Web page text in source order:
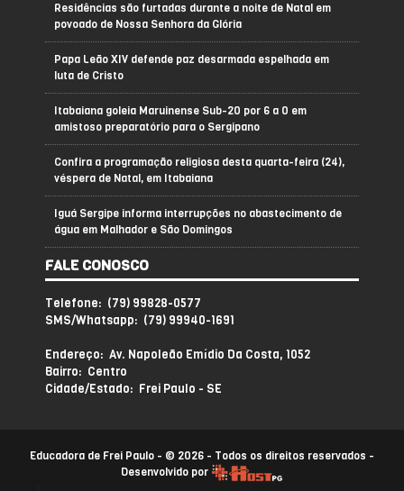
Residências são furtadas durante a noite de Natal em
povoado de Nossa Senhora da Glória
Papa Leão XIV defende paz desarmada espelhada em
luta de Cristo
Itabaiana goleia Maruinense Sub-20 por 6 a 0 em
amistoso preparatório para o Sergipano
Confira a programação religiosa desta quarta-feira (24),
véspera de Natal, em Itabaiana
Iguá Sergipe informa interrupções no abastecimento de
água em Malhador e São Domingos
FALE CONOSCO
Telefone: (79) 99828-0577
SMS/Whatsapp: (79) 99940-1691
Endereço: Av. Napoleão Emídio Da Costa, 1052
Bairro: Centro
Cidade/Estado: Frei Paulo - SE
Educadora de Frei Paulo - © 2026 - Todos os direitos reservados -
Desenvolvido por